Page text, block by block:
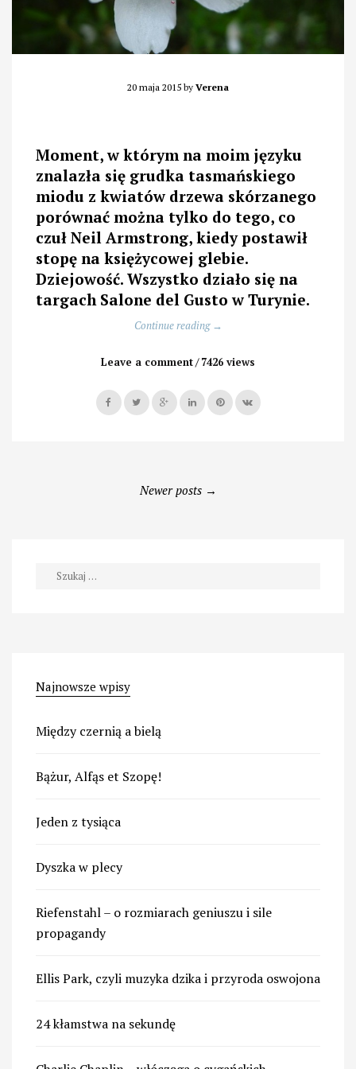
20 maja 2015 by Verena
Moment, w którym na moim języku
znalazła się grudka tasmańskiego
miodu z kwiatów drzewa skórzanego
porównać można tylko do tego, co
czuł Neil Armstrong, kiedy postawił
stopę na księżycowej glebie.
Dziejowość. Wszystko działo się na
targach Salone del Gusto w Turynie.
Continue reading „Najlepszy
świecie
→
Leave a comment 7426 views
Newer posts →
Szukaj:
Najnowsze wpisy
Między czernią a bielą
Bążur, Alfąs et Szopę!
Jeden z tysiąca
Dyszka w plecy
Riefenstahl – o rozmiarach geniuszu i sile
propagandy
Ellis Park, czyli muzyka dzika i przyroda oswojona
24 kłamstwa na sekundę